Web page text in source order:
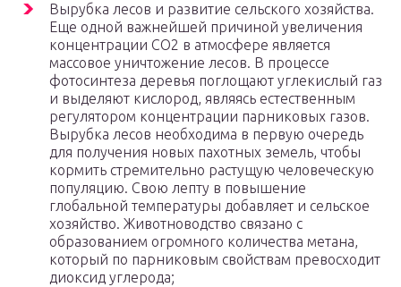
Вырубка лесов и развитие сельского хозяйства.
Еще одной важнейшей причиной увеличения
концентрации СО2 в атмосфере является
массовое уничтожение лесов. В процессе
фотосинтеза деревья поглощают углекислый газ
и выделяют кислород, являясь естественным
регулятором концентрации парниковых газов.
Вырубка лесов необходима в первую очередь
для получения новых пахотных земель, чтобы
кормить стремительно растущую человеческую
популяцию. Свою лепту в повышение
глобальной температуры добавляет и сельское
хозяйство. Животноводство связано с
образованием огромного количества метана,
который по парниковым свойствам превосходит
диоксид углерода;